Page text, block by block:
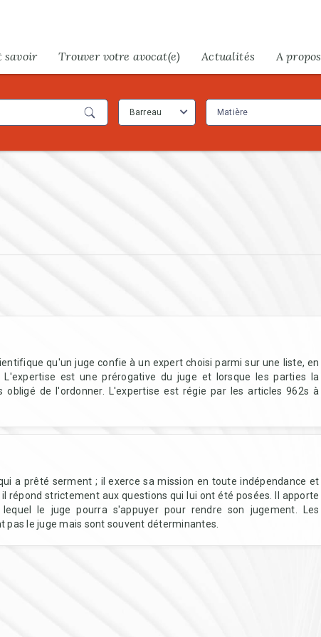
savoir Trouver votre avocat(e) Actualités A propos
Barreau Matière
qu'un juge confie à un expert choisi parmi sur une liste, en
est une prérogative du juge et lorsque les parties la
obligé de l'ordonner. L'expertise est régie par les articles 962s à
a prêté serment ; il exerce sa mission en toute indépendance et
répond strictement aux questions qui lui ont été posées. Il apporte
le juge pourra s'appuyer pour rendre son jugement. Les
pas le juge mais sont souvent déterminantes.